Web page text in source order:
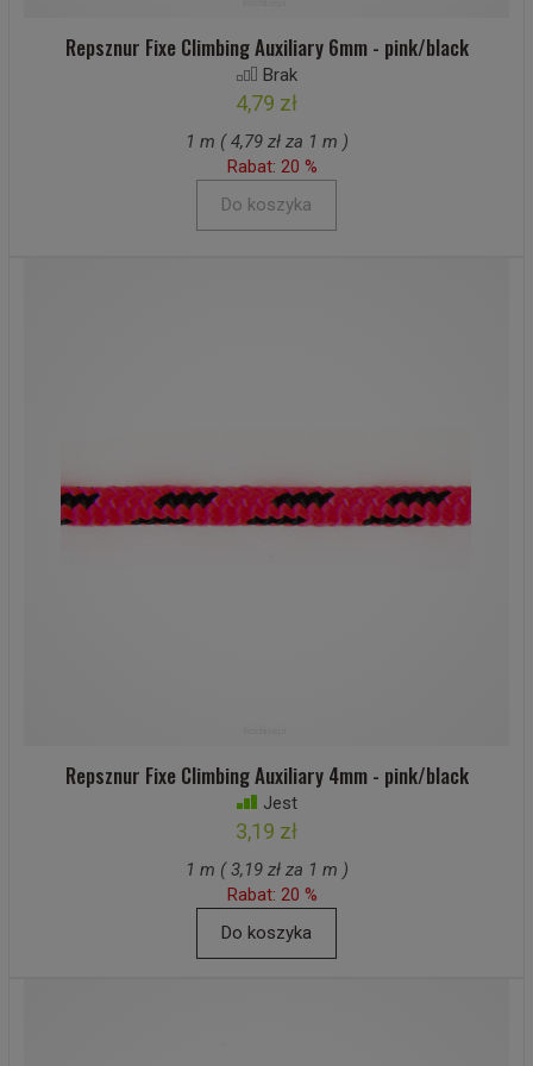
Repsznur Fixe Climbing Auxiliary 6mm - pink/black
Brak
4,79 zł
1 m ( 4,79 zł za 1 m )
Rabat: 20 %
Do koszyka
Repsznur Fixe Climbing Auxiliary 4mm - pink/black
Jest
3,19 zł
1 m ( 3,19 zł za 1 m )
Rabat: 20 %
Do koszyka